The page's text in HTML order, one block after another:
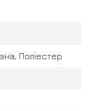
Поліестер